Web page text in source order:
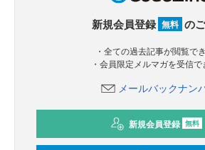
新規会員登録 無料 の
・全ての過去記事が閲覧で
・会員限定メルマガを受信
メールバックナン
新規会員登録 無料